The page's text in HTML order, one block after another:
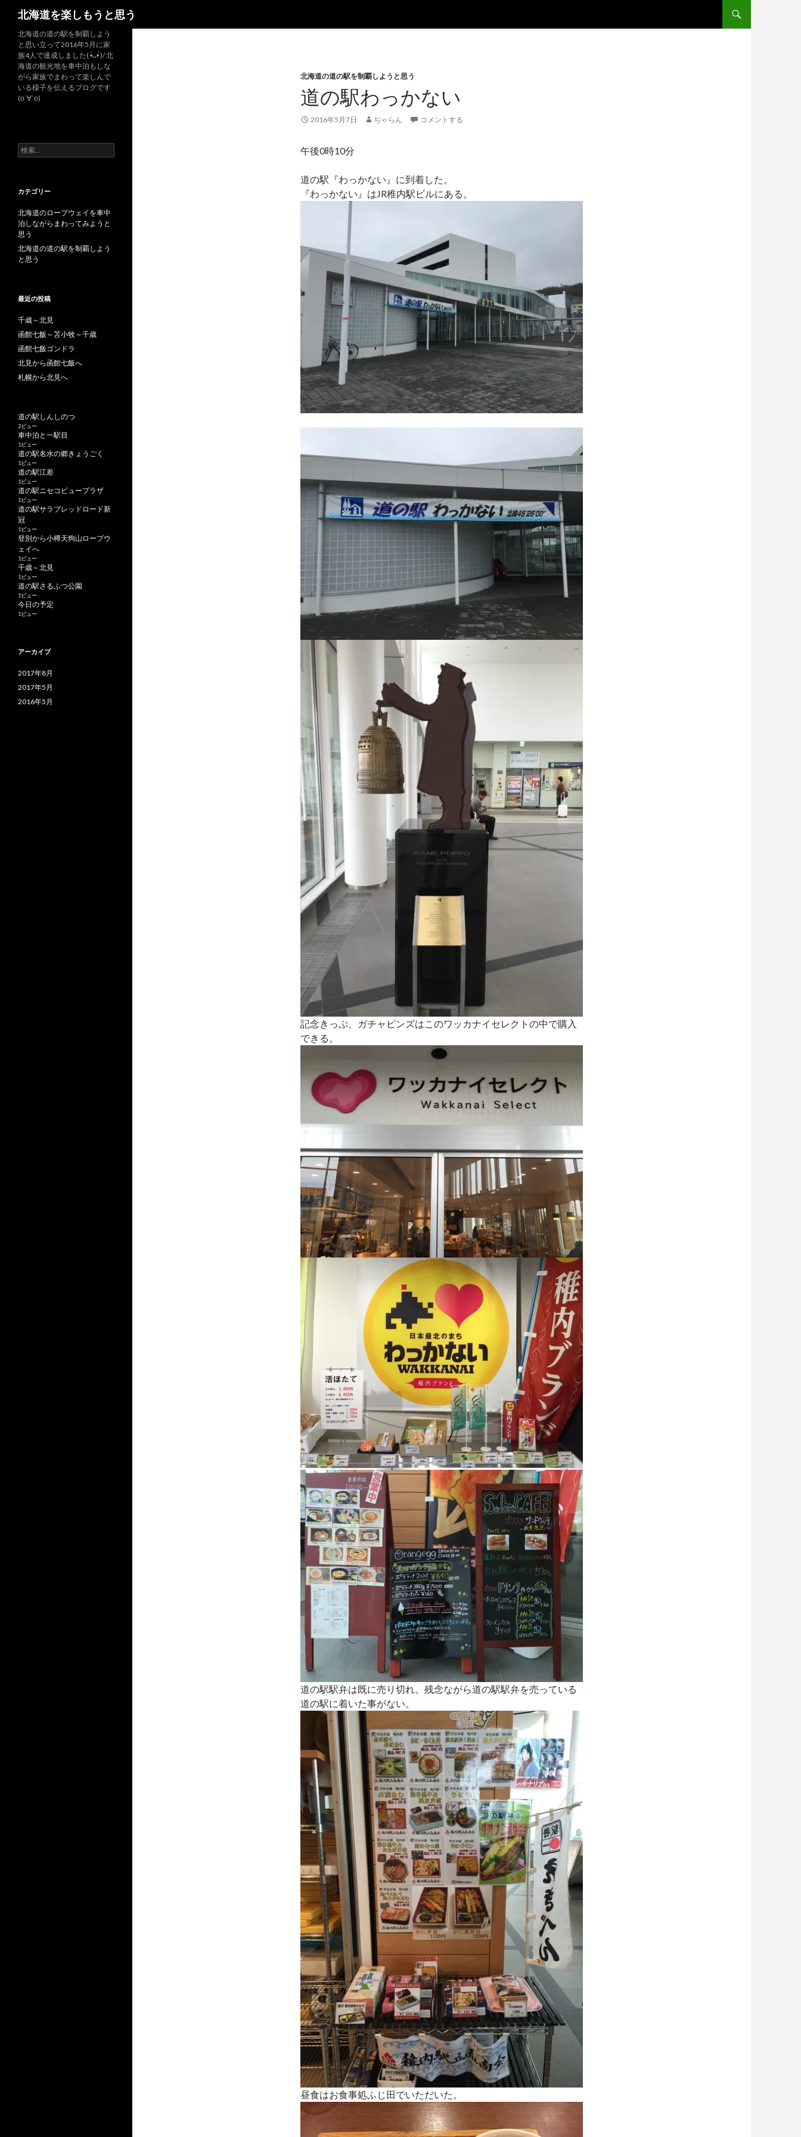
北海道を楽しもうと思う
北海道の道の駅を制覇しようと思う
道の駅わっかない
2016年5月7日 ぢゃらん コメントする
午後0時10分
道の駅『わっかない』に到着した。
『わっかない』はJR稚内駅ビルにある。
記念きっぷ、ガチャピンズはこのワッカナイセレクトの中で購入
できる。
道の駅駅弁は既に売り切れ。残念ながら道の駅駅弁を売っている
道の駅に着いた事がない。
昼食はお食事処ふじ田でいただいた。
北海道の道の駅を制覇しよう
と思い立って2016年5月に家
族4人で達成しました( •̀ᴗ•́ )/ 北
海道の観光地を車中泊もしな
がら家族でまわって楽しんで
いる様子を伝えるブログです
(о´∀`о)
検
索
カテゴリー
北海道のロープウェイを車中
泊しながらまわってみようと
思う
北海道の道の駅を制覇しよう
と思う
最近の投稿
千歳～北見
函館七飯～苫小牧～千歳
函館七飯ゴンドラ
北見から函館七飯へ
札幌から北見へ
道の駅しんしのつ
2ビュー
車中泊と一駅目
1ビュー
道の駅名水の郷きょうごく
1ビュー
道の駅江差
1ビュー
道の駅ニセコビュープラザ
1ビュー
道の駅サラブレッドロード新
冠
1ビュー
登別から小樽天狗山ロープウ
ェイへ
1ビュー
千歳～北見
1ビュー
道の駅さるふつ公園
1ビュー
今日の予定
1ビュー
アーカイブ
2017年8月
2017年5月
2016年5月